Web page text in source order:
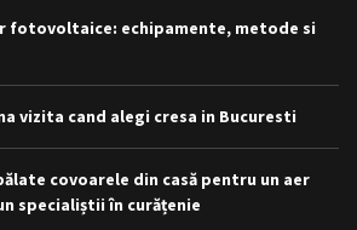
fotovoltaice: echipamente, metode si
vizita cand alegi cresa in Bucuresti
covoarele din casă pentru un aer
specialiștii în curățenie